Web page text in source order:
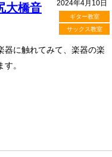
2024年4月10日
ギター教室
サックス教室
大橋音
器に触れてみて、楽器の楽
。